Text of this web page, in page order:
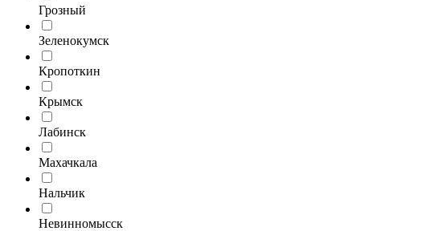
Грозный
Зеленокумск
Кропоткин
Крымск
Лабинск
Махачкала
Нальчик
Невинномысск